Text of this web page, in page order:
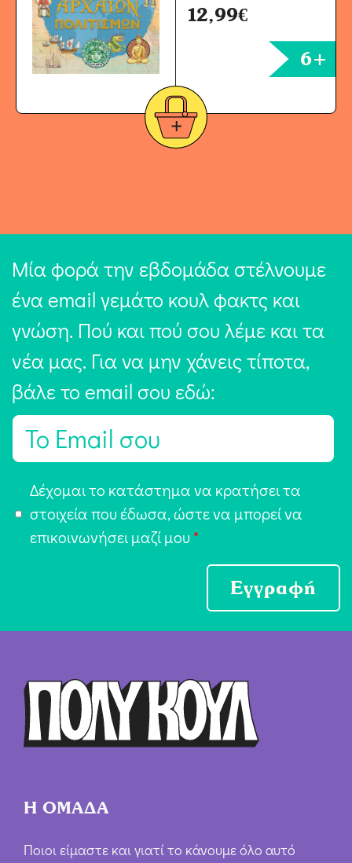
12,99€
6+
Μία φορά την εβδομάδα στέλνουμε
ένα email γεμάτο κουλ φακτς και
γνώση. Πού και πού σου λέμε και τα
νέα μας. Για να μην χάνεις τίποτα,
βάλε το email σου εδώ:
E
π
ή
Δέχομαι το κατάστημα να κρατήσει τα
στοιχεία που έδωσα, ώστε να μπορεί να
επικοινωνήσει μαζί μου *
Εγγραφή
Η ΟΜΑΔΑ
Ποιοι είμαστε και γιατί το κάνουμε όλο αυτό